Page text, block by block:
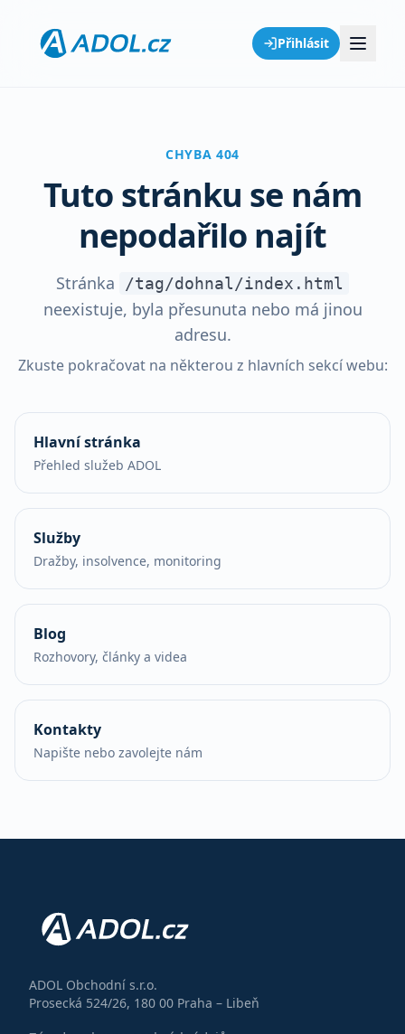
Přihlásit
CHYBA 404
Tuto stránku se nám
nepodařilo najít
Stránka /tag/dohnal/index.html
neexistuje, byla přesunuta nebo má jinou
adresu.
Zkuste pokračovat na některou z hlavních sekcí webu:
Hlavní stránka
Přehled služeb ADOL
Služby
Dražby, insolvence, monitoring
Blog
Rozhovory, články a videa
Kontakty
Napište nebo zavolejte nám
ADOL Obchodní s.r.o.
Prosecká 524/26, 180 00 Praha – Libeň